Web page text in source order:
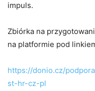
impuls.
Zbiórka na
na platformie pod
https://donio.cz/
st-hr-cz-pl